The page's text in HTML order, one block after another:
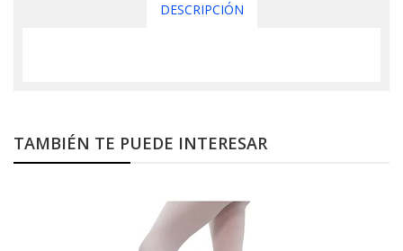
DESCRIPCIÓN
TAMBIÉN TE PUEDE INTERESAR